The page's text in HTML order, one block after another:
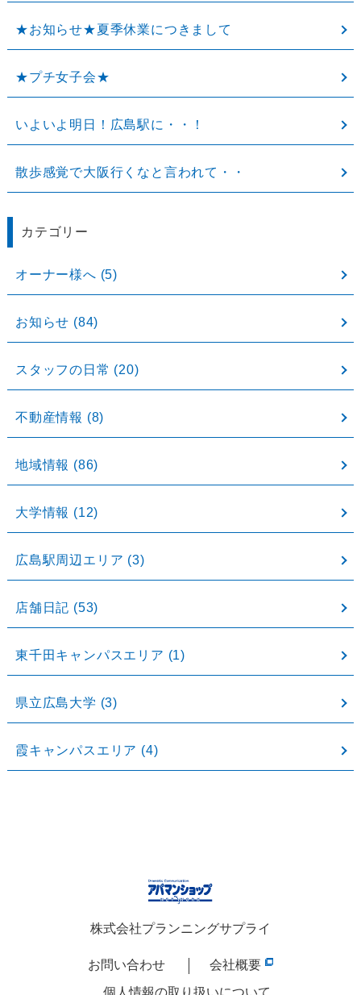
★お知らせ★夏季休業につきまして
★プチ女子会★
いよいよ明日！広島駅に・・！
散歩感覚で大阪行くなと言われて・・
カテゴリー
オーナー様へ (5)
お知らせ (84)
スタッフの日常 (20)
不動産情報 (8)
地域情報 (86)
大学情報 (12)
広島駅周辺エリア (3)
店舗日記 (53)
東千田キャンパスエリア (1)
県立広島大学 (3)
霞キャンパスエリア (4)
株式会社プランニングサプライ
お問い合わせ
会社概要
個人情報の取り扱いについて